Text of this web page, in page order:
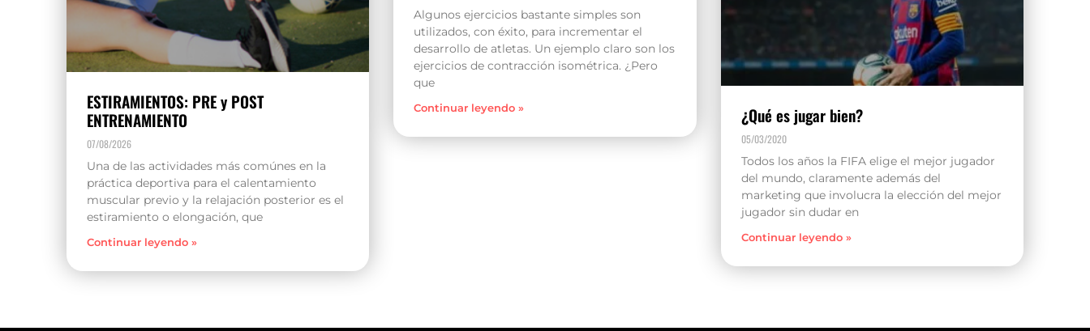
ESTIRAMIENTOS: PRE y POST
ENTRENAMIENTO
07/08/2026
Una de las actividades más comúnes en la
práctica deportiva para el calentamiento
muscular previo y la relajación posterior es el
estiramiento o elongación, que
Continuar leyendo »
Algunos ejercicios bastante simples son
utilizados, con éxito, para incrementar el
desarrollo de atletas. Un ejemplo claro son los
ejercicios de contracción isométrica. ¿Pero
que
Continuar leyendo » ¿Qué es jugar bien?
05/03/2020
Todos los años la FIFA elige el mejor jugador
del mundo, claramente además del
marketing que involucra la elección del mejor
jugador sin dudar en
Continuar leyendo »